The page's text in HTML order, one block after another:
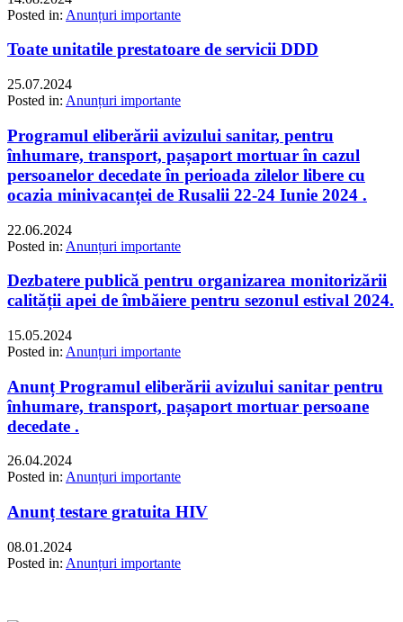
Posted in: Anunțuri importante
Toate unitatile prestatoare de servicii DDD
25.07.2024
Posted in: Anunțuri importante
Programul eliberării avizului sanitar, pentru
înhumare, transport, pașaport mortuar în cazul
persoanelor decedate în perioada zilelor libere cu
ocazia minivacanței de Rusalii 22-24 Iunie 2024 .
22.06.2024
Posted in: Anunțuri importante
Dezbatere publică pentru organizarea monitorizării
calității apei de îmbăiere pentru sezonul estival 2024.
15.05.2024
Posted in: Anunțuri importante
Anunț Programul eliberării avizului sanitar pentru
înhumare, transport, pașaport mortuar persoane
decedate .
26.04.2024
Posted in: Anunțuri importante
Anunț testare gratuita HIV
08.01.2024
Posted in: Anunțuri importante